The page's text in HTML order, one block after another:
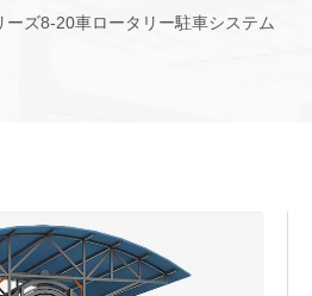
ーズ8-20車ロータリー駐車システム